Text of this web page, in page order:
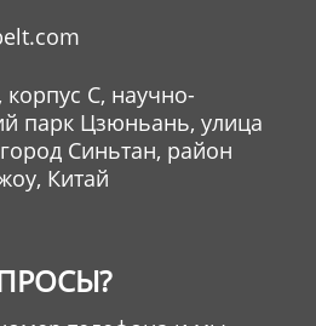
C, научно-
парк Цзюньань, улица
Синьтан, район
Китай